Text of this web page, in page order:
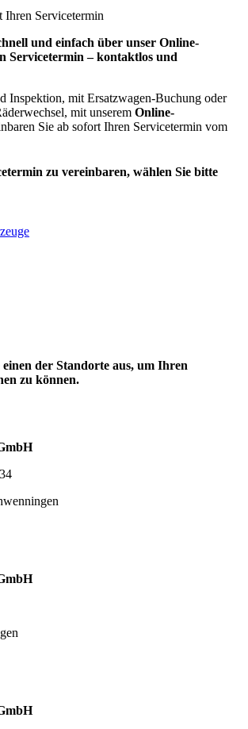
Ihren Servicetermin
und einfach über unser Online-
Servicetermin – kontaktlos und
Inspektion, mit Ersatzwagen-Buchung oder
mit unserem Online-
Sie ab sofort Ihren Servicetermin vom
zu vereinbaren, wählen Sie bitte
der Standorte aus, um Ihren
zu können.